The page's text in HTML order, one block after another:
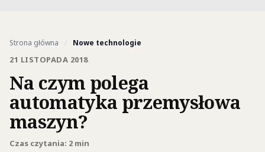
Strona główna / Nowe technologie
21 LISTOPADA 2018
Na czym polega
automatyka przemysłowa
maszyn?
Czas czytania: 2 min